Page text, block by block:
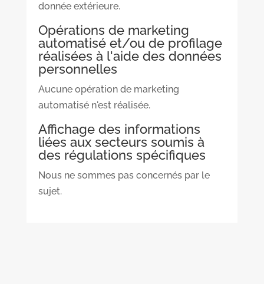
donnée extérieure.
Opérations de marketing
automatisé et/ou de profilage
réalisées à l'aide des données
personnelles
Aucune opération de marketing
automatisé n'est réalisée.
Affichage des informations
liées aux secteurs soumis à
des régulations spécifiques
Nous ne sommes pas concernés par le
sujet.